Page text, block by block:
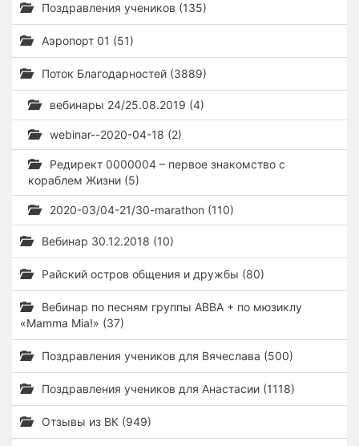
Поздравления учеников (135)
Аэропорт 01 (51)
Поток Благодарностей (3889)
вебинары 24/25.08.2019 (4)
webinar--2020-04-18 (2)
Редирект 0000004 – первое знакомство с
кораблем Жизни (5)
2020-03/04-21/30-marathon (110)
Вебинар 30.12.2018 (10)
Райский остров общения и дружбы (80)
Вебинар по песням группы ABBA + по мюзиклу
«Mamma Mia!» (37)
Поздравления учеников для Вячеслава (500)
Поздравления учеников для Анастасии (1118)
Отзывы из ВК (949)